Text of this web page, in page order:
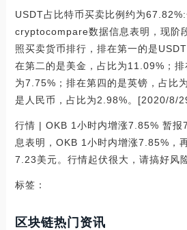
USDT占比特币买卖比例约为
cryptocompare数据信息表明，现阶
照买卖货币排行，排在第一的是
在第二的是美金，占比为11.09%；
为7.75%；排在第四的是英镑，占比
是人民币，占比为2.98%。[2020/8/
行情 | OKB 1小时内增涨7.85% 暂报
息表明，OKB 1小时内增涨7.85%，
7.23美元。行情起伏很大，请搞好风
标签：
区块链热门资讯